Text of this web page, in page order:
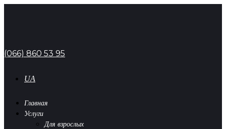
(066) 860 53 95
UA
Главная
Услуги
Для взрослых